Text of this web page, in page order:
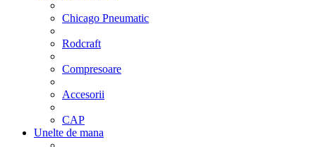
Chicago Pneumatic
Rodcraft
Compresoare
Accesorii
CAP
Unelte de mana